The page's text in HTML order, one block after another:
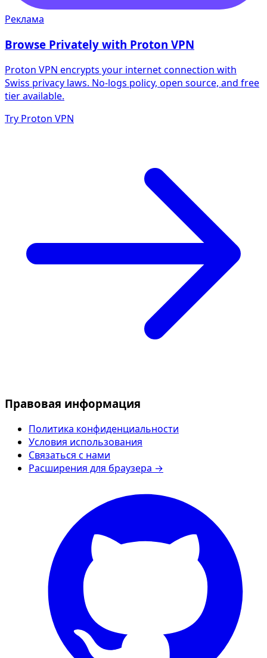
Реклама
Browse Privately with Proton VPN
Proton VPN encrypts your internet connection with
Swiss privacy laws. No-logs policy, open source, and free
tier available.
Try Proton VPN
Правовая информация
Политика конфиденциальности
Условия использования
Связаться с нами
Расширения для браузера →